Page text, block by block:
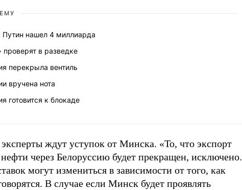
нашел 4 миллиарда
в разведке
перекрыла вентиль
вручена нота
готовится к блокаде
ждут уступок от Минска. «То, что экспорт
через Белоруссию будет прекращен, исключено.
могут измениться в зависимости от того, как
В случае если Минск будет проявлять